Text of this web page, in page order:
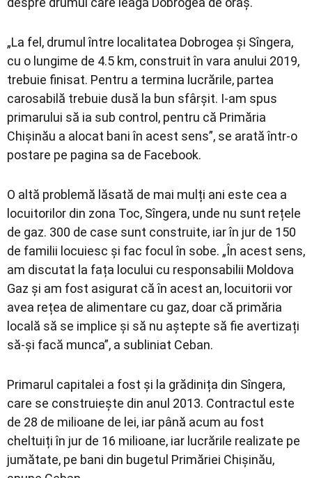
„La fel, drumul între localitatea Dobrogea și Sîngera,
cu o lungime de 4.5 km, construit în vara anului 2019,
trebuie finisat. Pentru a termina lucrările, partea
carosabilă trebuie dusă la bun sfârșit. I-am spus
primarului să ia sub control, pentru că Primăria
Chișinău a alocat bani în acest sens”, se arată într-o
postare pe pagina sa de Facebook.
O altă problemă lăsată de mai mulți ani este cea a
locuitorilor din zona Toc, Sîngera, unde nu sunt rețele
de gaz. 300 de case sunt construite, iar în jur de 150
de familii locuiesc și fac focul în sobe. „În acest sens,
am discutat la fața locului cu responsabilii Moldova
Gaz și am fost asigurat că în acest an, locuitorii vor
avea rețea de alimentare cu gaz, doar că primăria
locală să se implice și să nu aștepte să fie avertizați
să-și facă munca”, a subliniat Ceban.
Primarul capitalei a fost și la grădinița din Sîngera,
care se construiește din anul 2013. Contractul este
de 28 de milioane de lei, iar până acum au fost
cheltuiți în jur de 16 milioane, iar lucrările realizate pe
jumătate, pe bani din bugetul Primăriei Chișinău,